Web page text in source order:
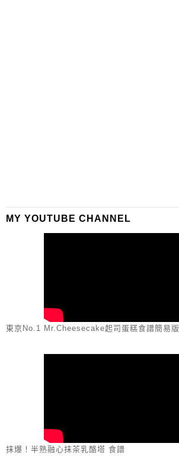
MY YOUTUBE CHANNEL
東京No.1 Mr.Cheesecake起司蛋糕食譜簡易版
抹爆！半熟融心抹茶乳酪塔 食譜